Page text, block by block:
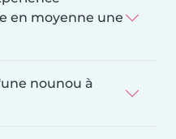
en moyenne une
nounou à